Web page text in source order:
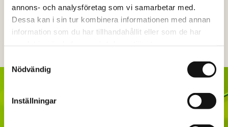
annons- och analysföretag som vi samarbetar med.
Dessa kan i sin tur kombinera informationen med annan
information som du har tillhandahållit eller som de har
Nödvändig
Inställningar
Våra workshops hjälper grupper och ledningsgrupper att gå från
insikt till handling. Tillsammans skapar vi riktning, samsyn och